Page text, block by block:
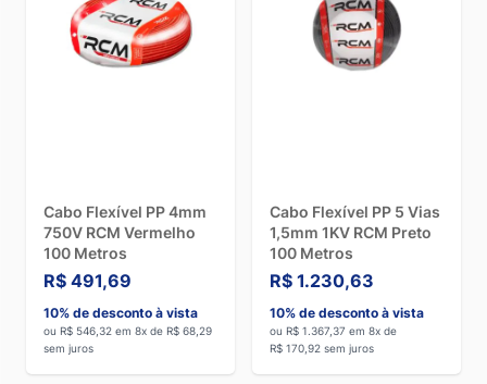
Cabo Flexível PP 4mm
750V RCM Vermelho
100 Metros
R$ 491,69
10% de desconto à vista
ou R$ 546,32 em 8x de R$ 68,29
sem juros
Cabo Flexível PP 5 Vias
1,5mm 1KV RCM Preto
100 Metros
R$ 1.230,63
10% de desconto à vista
ou R$ 1.367,37 em 8x de
R$ 170,92 sem juros